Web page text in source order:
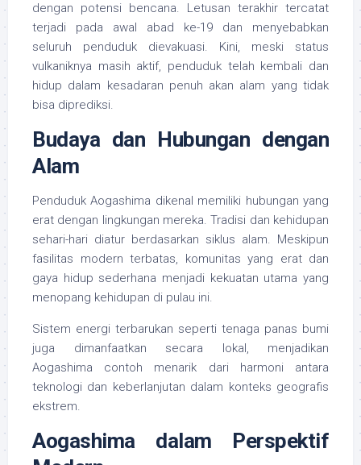
dengan potensi bencana. Letusan terakhir tercatat
terjadi pada awal abad ke-19 dan menyebabkan
seluruh penduduk dievakuasi. Kini, meski status
vulkaniknya masih aktif, penduduk telah kembali dan
hidup dalam kesadaran penuh akan alam yang tidak
bisa diprediksi.
Budaya dan Hubungan dengan
Alam
Penduduk Aogashima dikenal memiliki hubungan yang
erat dengan lingkungan mereka. Tradisi dan kehidupan
sehari-hari diatur berdasarkan siklus alam. Meskipun
fasilitas modern terbatas, komunitas yang erat dan
gaya hidup sederhana menjadi kekuatan utama yang
menopang kehidupan di pulau ini.
Sistem energi terbarukan seperti tenaga panas bumi
juga dimanfaatkan secara lokal, menjadikan
Aogashima contoh menarik dari harmoni antara
teknologi dan keberlanjutan dalam konteks geografis
ekstrem.
Aogashima dalam Perspektif